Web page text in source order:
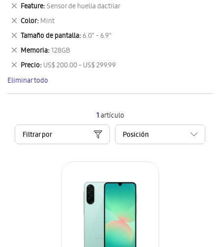
1artículo
Filtrar por
Feature Sensor de huella dactilar
Eliminar
este
artículo
Color Mint
Eliminar
este
artículo
Tamaño de pantalla 6.0" - 6.9"
Eliminar
este
artículo
Memoria 128GB
Eliminar
este
artículo
Precio US$ 200.00 - US$ 299.99
Eliminar
este
artículo
Eliminar todo